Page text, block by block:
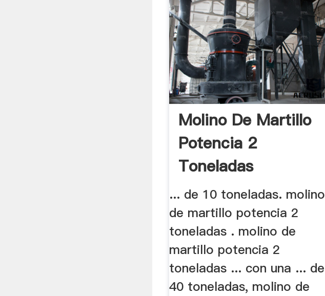
Molino De Martillo
Potencia 2
Toneladas
... de 10 toneladas. molino
de martillo potencia 2
toneladas . molino de
martillo potencia 2
toneladas ... con una ... de
40 toneladas, molino de